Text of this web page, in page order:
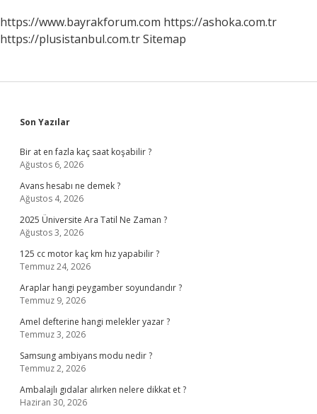
https://www.bayrakforum.com https://ashoka.com.tr
https://plusistanbul.com.trSitemap
Sidebar
Son Yazılar
Bir at en fazla kaç saat koşabilir ?
Ağustos 6, 2026
Avans hesabı ne demek ?
Ağustos 4, 2026
2025 Üniversite Ara Tatil Ne Zaman ?
Ağustos 3, 2026
125 cc motor kaç km hız yapabilir ?
Temmuz 24, 2026
Araplar hangi peygamber soyundandır ?
Temmuz 9, 2026
Amel defterine hangi melekler yazar ?
Temmuz 3, 2026
Samsung ambiyans modu nedir ?
Temmuz 2, 2026
Ambalajlı gıdalar alırken nelere dikkat et ?
Haziran 30, 2026